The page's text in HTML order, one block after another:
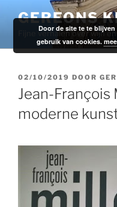
naar
inhoud
GEREONS
Fijne verhalen over wijn
GEPLAATST
OP
02/10/2019 DOOR
Jean-François
moderne
Door de site te te
gebruik van cookies.